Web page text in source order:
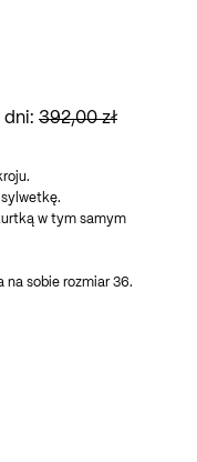
dni: 392,00 zł
w tym samym
na sobie rozmiar 36.